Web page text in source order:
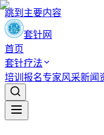
跳到主要内容
套针网
首页
套针疗法
培训报名专家风采新闻